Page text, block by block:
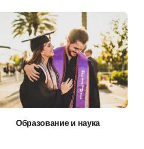
Образование и наука